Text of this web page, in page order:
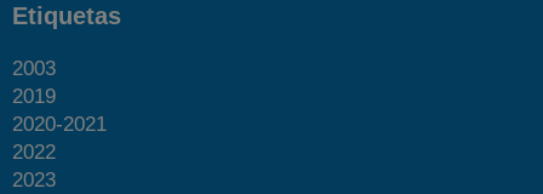
Etiquetas
2003
2019
2020-2021
2022
2023